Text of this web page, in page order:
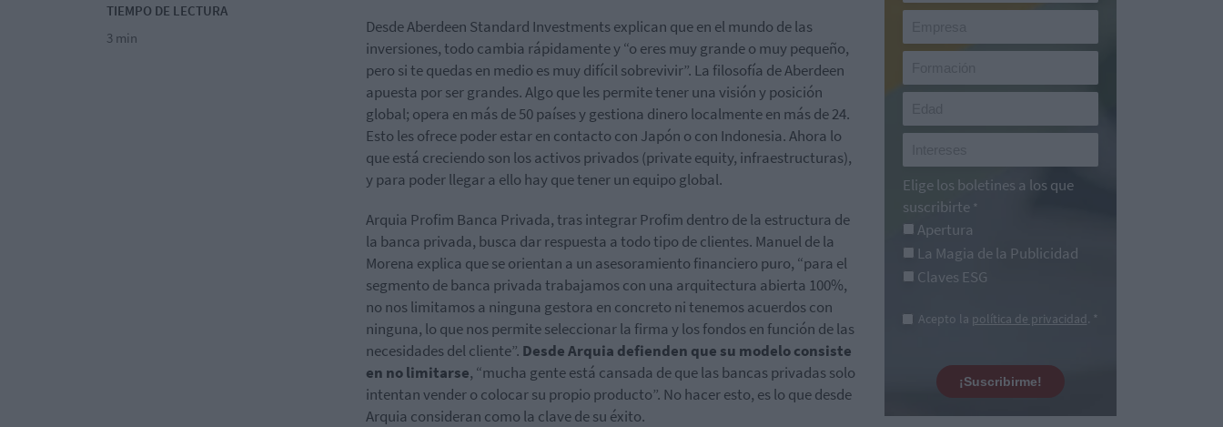
TIEMPO DE LECTURA
3 min
Desde Aberdeen Standard Investments explican que en el mundo de las
inversiones, todo cambia rápidamente y “o eres muy grande o muy pequeño,
pero si te quedas en medio es muy difícil sobrevivir”. La filosofía de Aberdeen
apuesta por ser grandes. Algo que les permite tener una visión y posición
global; opera en más de 50 países y gestiona dinero localmente en más de 24.
Esto les ofrece poder estar en contacto con Japón o con Indonesia. Ahora lo
que está creciendo son los activos privados (private equity, infraestructuras),
y para poder llegar a ello hay que tener un equipo global.
Arquia Profim Banca Privada, tras integrar Profim dentro de la estructura de
la banca privada, busca dar respuesta a todo tipo de clientes. Manuel de la
Morena explica que se orientan a un asesoramiento financiero puro, “para el
segmento de banca privada trabajamos con una arquitectura abierta 100%,
no nos limitamos a ninguna gestora en concreto ni tenemos acuerdos con
ninguna, lo que nos permite seleccionar la firma y los fondos en función de las
necesidades del cliente”. Desde Arquia defienden que su modelo consiste
en no limitarse, “mucha gente está cansada de que las bancas privadas solo
intentan vender o colocar su propio producto”. No hacer esto, es lo que desde
Arquia consideran como la clave de su éxito.
Elige los boletines a los que
suscribirte *
Apertura
La Magia de la Publicidad
Claves ESG
Acepto la política de privacidad. *
¡Suscribirme!